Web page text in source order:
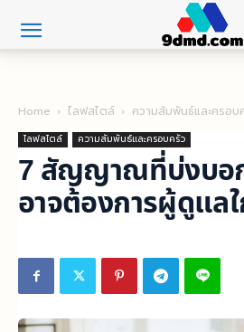
Home ไลฟสไตล์ ความสัมพันธ์และครอบ
ไลฟสไตล์ ความสัมพันธ์และครอบครัว
7 สัญญาณที่บ่งบอ
อาจต้องการผู้ดูแล